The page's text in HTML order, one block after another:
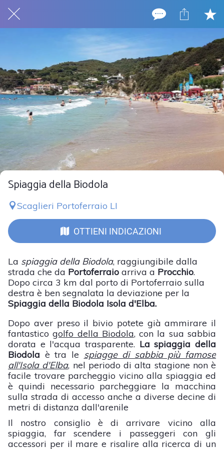
Spiaggia della Biodola
Scaglieri Portoferraio LI
OTTIENI INDICAZIONI
La spiaggia della Biodola, raggiungibile dalla
strada che da Portoferraio arriva a Procchio.
Dopo circa 3 km dal porto di Portoferraio sulla
destra è ben segnalata la deviazione per la
Spiaggia della Biodola Isola d'Elba.
Dopo aver preso il bivio potete già ammirare il
fantasticogolfo della Biodola, con la sua sabbia
dorata e l'acqua trasparente. La spiaggia della
Biodola è tra le spiagge di sabbia più famose
all'Isola d'Elba, nel periodo di alta stagione non è
facile trovare parcheggio vicino alla spiaggia ed
è quindi necessario parcheggiare la macchina
sulla strada di accesso anche a diverse decine di
metri di distanza dall'arenile
Il nostro consiglio è di arrivare vicino alla
spiaggia, far scendere i passeggeri con gli
accessori per il mare e risalire alla ricerca di un